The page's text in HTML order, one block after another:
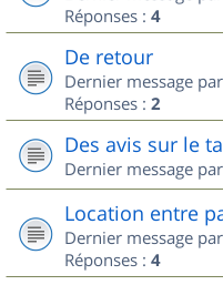
Réponses : 4
De retour
Dernier message par
Réponses : 2
Des avis sur le
Dernier message par
Location entre
Dernier message par
Réponses : 4